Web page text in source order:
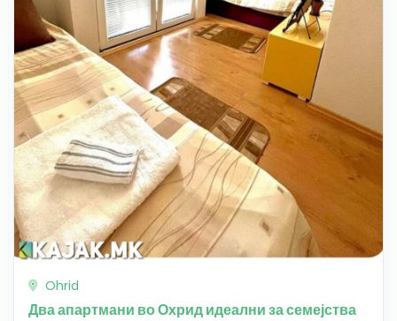
Ohrid
Два апартмани во Охрид идеални за семејства